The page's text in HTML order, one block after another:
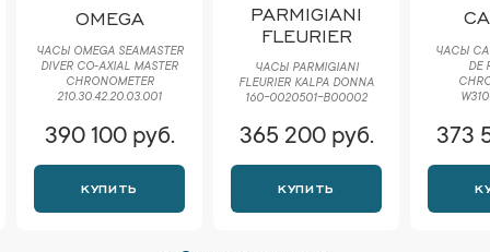
OMEGA
ЧАСЫ OMEGA SEAMASTER
DIVER CO‑AXIAL MASTER
CHRONOMETER
210.30.42.20.03.001
390 100 руб.
КУПИТЬ
PARMIGIANI
FLEURIER
ЧАСЫ PARMIGIANI
FLEURIER KALPA DONNA
160-0020501-B00002
365 200 руб.
КУПИТЬ
ЧАСЫ
DE
373